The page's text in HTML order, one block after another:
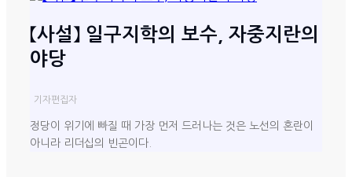
【사설】 일구지학의 보수, 자중지란의
야당
기자편집자
정당이 위기에 빠질 때 가장 먼저 드러나는 것은 노선의 혼란이
아니라 리더십의 빈곤이다.